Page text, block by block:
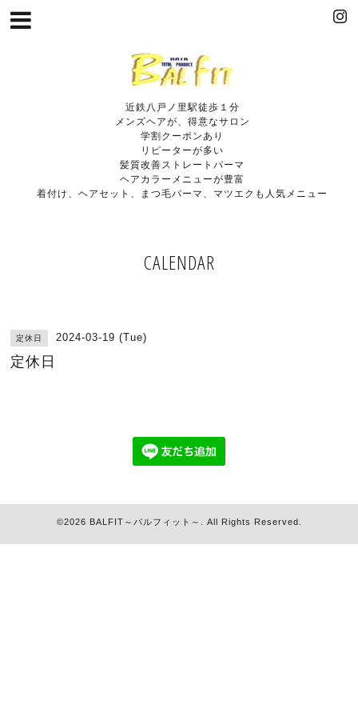
近鉄八戸ノ里駅徒歩１分
メンズヘアが、得意なサロン
学割クーポンあり
リピーターが多い
髪質改善ストレートパーマ
ヘアカラーメニューが豊富
着付け、ヘアセット、まつ毛パーマ、マツエクも人気メニュー
CALENDAR
定休日 2024-03-19 (Tue)
定休日
©2026 BALFIT～バルフィット～ . All Rights Reserved.